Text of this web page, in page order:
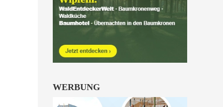
Kinder von 6 bis 10
Jahren.
WERBUNG